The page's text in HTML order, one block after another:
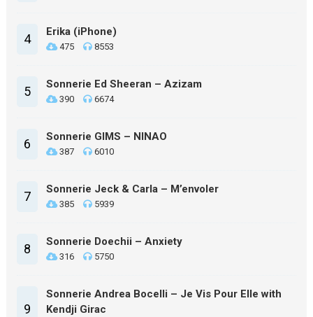
4 Erika (iPhone)
475 8553
5 Sonnerie Ed Sheeran – Azizam
390 6674
6 Sonnerie GIMS – NINAO
387 6010
7 Sonnerie Jeck & Carla – M’envoler
385 5939
8 Sonnerie Doechii – Anxiety
316 5750
9
Sonnerie Andrea Bocelli – Je Vis Pour Elle with
Kendji Girac